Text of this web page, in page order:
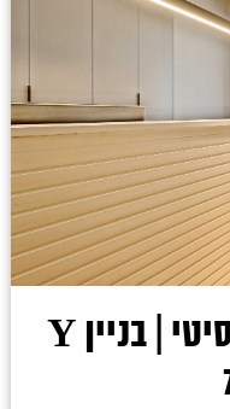
BSR CITI | בסר סיטי | בניין Y